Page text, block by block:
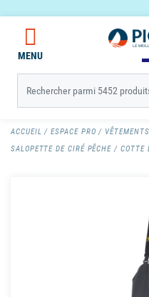
MENU
ACCUEIL ESPACE PRO
SALOPETTE DE CIRÉ PÊCHE
COTTE